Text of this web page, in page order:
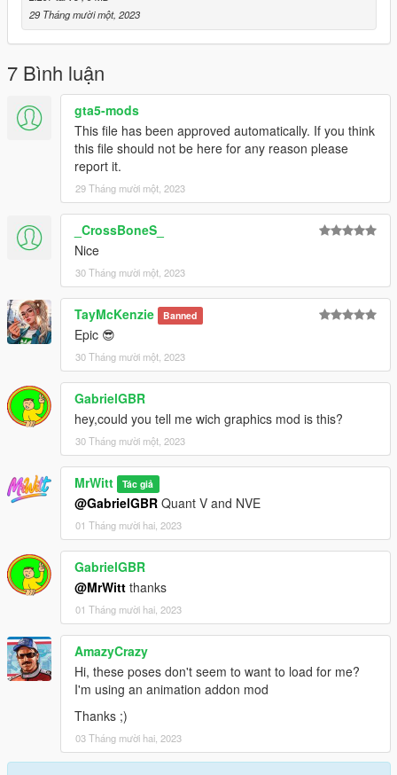
29 Tháng mười một, 2023
7 Bình luận
gta5-mods
This file has been approved automatically. If you think
this file should not be here for any reason please
report it.
29 Tháng mười một, 2023
_CrossBoneS_
Nice
30 Tháng mười một, 2023
TayMcKenzie Banned
Epic 😎
30 Tháng mười một, 2023
GabrielGBR
hey,could you tell me wich graphics mod is this?
30 Tháng mười một, 2023
MrWitt Tác giả
@GabrielGBR Quant V and NVE
01 Tháng mười hai, 2023
GabrielGBR
@MrWitt thanks
01 Tháng mười hai, 2023
AmazyCrazy
Hi, these poses don't seem to want to load for me?
I'm using an animation addon mod
Thanks ;)
03 Tháng mười hai, 2023